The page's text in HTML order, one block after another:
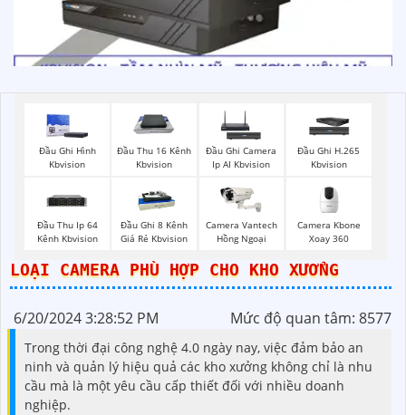
Đầu Ghi Hình
Kbvision
Đầu Thu 16 Kênh
Kbvision
Đầu Ghi Camera
Ip AI Kbvision
Đầu Ghi H.265
Kbvision
Đầu Thu Ip 64
Kênh Kbvision
Đầu Ghi 8 Kênh
Giá Rẻ Kbvision
Camera Vantech
Hồng Ngoại
Camera Kbone
Xoay 360
LOẠI CAMERA PHÙ HỢP CHO KHO XƯỞNG
6/20/2024 3:28:52 PM Mức độ quan tâm: 8577
Trong thời đại công nghệ 4.0 ngày nay, việc đảm bảo an
ninh và quản lý hiệu quả các kho xưởng không chỉ là nhu
cầu mà là một yêu cầu cấp thiết đối với nhiều doanh
nghiệp.